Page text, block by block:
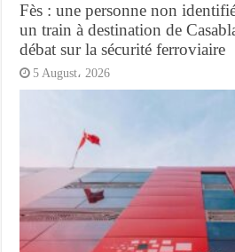
Fès : une personne non
un train à destination de
débat sur la sécurité ferroviaire
5 August، 2026